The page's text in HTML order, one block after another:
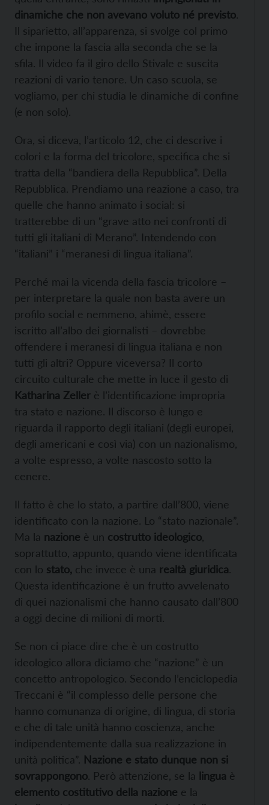
dinamiche che non avevano voluto né previsto.
Il siparietto, all’apparenza, si svolge col primo
che impone la fascia alla seconda che se la
sfila. Il video fa il giro dello Stivale e suscita
reazioni di vario tenore. Un caso scuola, se
vogliamo, per chi studia le dinamiche di confine
(e non solo).
Ora, si diceva, l’articolo 12, che ci descrive i
colori e la forma del tricolore, specifica che si
tratta della “bandiera della Repubblica”. Della
Repubblica. Prendiamo una reazione a caso, tra
quelle che hanno animato i social: si
tratterebbe di un “grave atto nei confronti di
tutti gli italiani di Merano”. Intendendo con
“italiani” i “meranesi di lingua italiana”.
Perché mai la vicenda della fascia tricolore –
per interpretare la quale non basta avere un
profilo social e nemmeno, ahimè, essere
iscritto all’albo dei giornalisti – dovrebbe
offendere i meranesi di lingua italiana e non
tutti gli altri? Oppure viceversa? Il corto
circuito culturale che mette in luce il gesto di
Katharina Zeller è l’identificazione impropria
tra stato e nazione. Il discorso è lungo e
riguarda il rapporto degli italiani (degli europei,
degli americani e così via) con un nazionalismo,
a volte espresso, a volte nascosto sotto la
cenere.
Il fatto è che lo stato, a partire dall’800, viene
identificato con la nazione. Lo “stato nazionale”.
Ma la nazione è un costrutto ideologico
soprattutto, appunto, quando viene identificata
con lo stato, che invece è una realtà giuridica.
Questa identificazione è un frutto avvelenato
di quei nazionalismi che hanno causato dall’800
a oggi decine di milioni di morti.
Se non ci piace dire che è un costrutto
ideologico allora diciamo che “nazione” è un
concetto antropologico. Secondo l’enciclopedia
Treccani è “il complesso delle persone che
hanno comunanza di origine, di lingua, di storia
e che di tale unità hanno coscienza, anche
indipendentemente dalla sua realizzazione in
unità politica”. Nazione e stato dunque non si
sovrappongono. Però attenzione, se la lingua è
elemento costitutivo della nazione e la